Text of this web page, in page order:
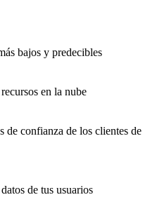
bajos y predecibles
en la nube
de confianza de los clientes de
de tus usuarios